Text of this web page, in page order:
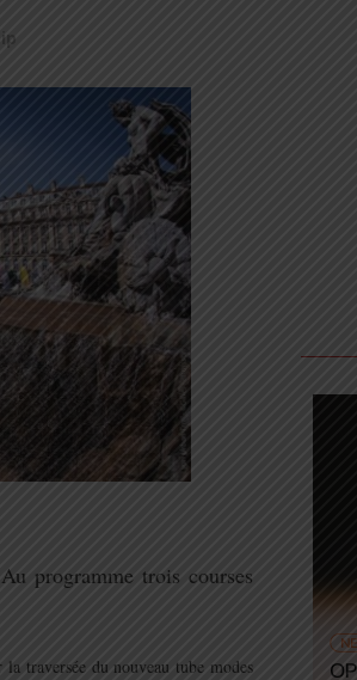
programme trois courses
traversée du nouveau tube modes